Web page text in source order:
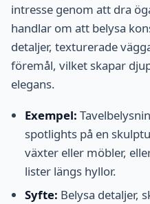
intresse genom att dra
handlar om att belysa
detaljer, texturerade
föremål, vilket skapar
elegans.
Exempel:
spotlights på en
växter eller möbler,
lister längs hyllor.
Syfte: Belysa detaljer,